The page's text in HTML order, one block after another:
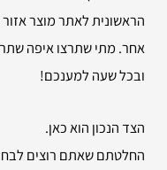
הראשונית לאתר מוצר
אחר. מתי שתרצו איפה
ובכל שעה למענכם!
הצד הנכון הוא כאן.
החלטתם שאתם רוצים